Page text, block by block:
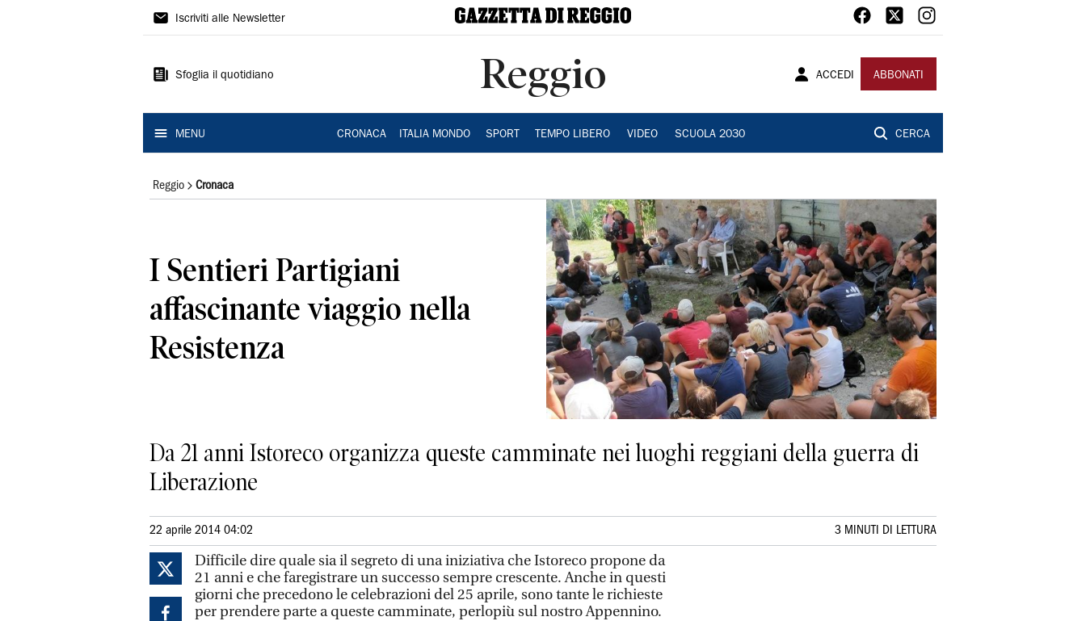
Gazzetta
Reggio
Iscriviti alle Newsletter
Sfoglia il quotidiano Reggio ACCEDI ABBONATI
MENU CRONACA ITALIA MONDO SPORT TEMPO LIBERO VIDEO SCUOLA 2030 CERCA
Reggio Cronaca
I Sentieri Partigiani
affascinante viaggio nella
Resistenza
Da 21 anni Istoreco organizza queste camminate nei luoghi reggiani della guerra di
Liberazione
22 aprile 2014 04:02 3 MINUTI DI LETTURA
Difficile dire quale sia il segreto di una iniziativa che Istoreco propone da
21 anni e che faregistrare un successo sempre crescente. Anche in questi
giorni che precedono le celebrazioni del 25 aprile, sono tante le richieste
per prendere parte a queste camminate, perlopiù sul nostro Appennino.